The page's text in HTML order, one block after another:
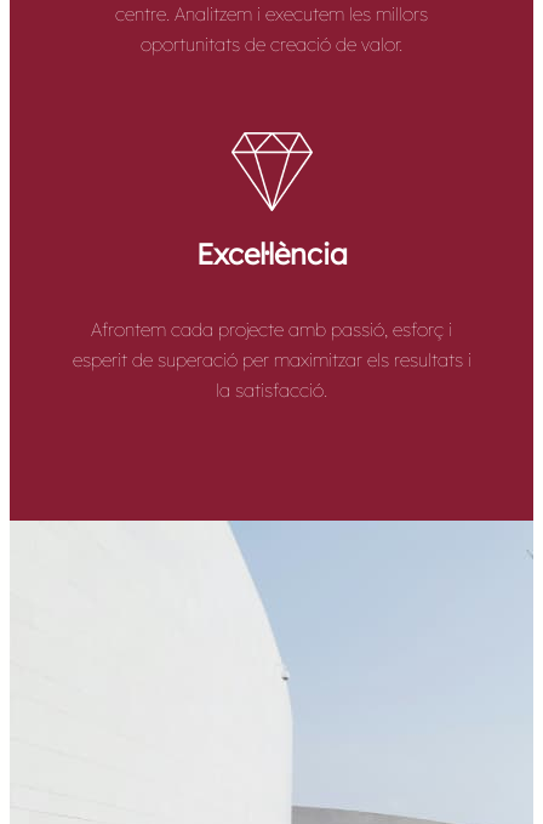
centre. Analitzem i executem les millors
oportunitats de creació de valor.
Excel·lència
Afrontem cada projecte amb passió, esforç i
esperit de superació per maximitzar els resultats i
la satisfacció.